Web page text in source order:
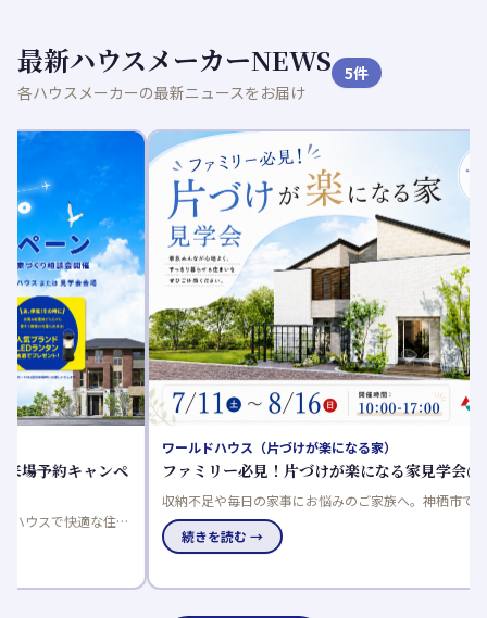
最新ハウスメーカーNEWS
各ハウスメーカーの最新ニュースをお届け
5件
ワールドハウス（片づけが楽になる家）
ファミリー必見！片づけが楽になる家見学会@神栖市
収納不足や毎日の家事にお悩みのご家族へ。神栖市で「片づけ
が楽になる家見学会」を開催します。「洗う・干す・しまう」
がスムーズな動線や、子育てしやすい住まいの工夫を体感でき
完成
完成物